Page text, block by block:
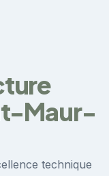
Maur-
technique